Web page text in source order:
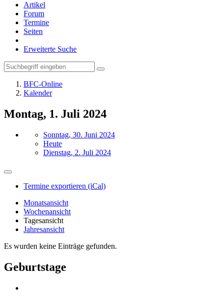
Artikel
Forum
Termine
Seiten
Erweiterte Suche
BFC-Online
Kalender
Montag, 1. Juli 2024
Sonntag, 30. Juni 2024
Heute
Dienstag, 2. Juli 2024
Termine exportieren (iCal)
Monatsansicht
Wochenansicht
Tagesansicht
Jahresansicht
Es wurden keine Einträge gefunden.
Geburtstage